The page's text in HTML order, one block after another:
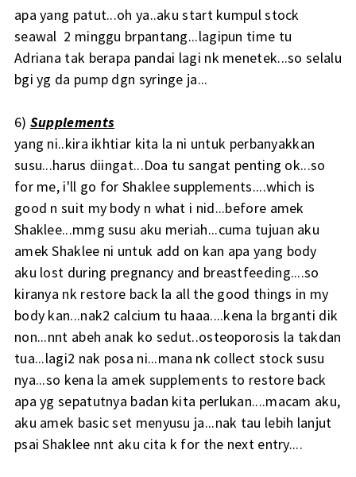
apa yang patut...oh ya..aku start kumpul stock
seawal 2 minggu brpantang...lagipun time tu
Adriana tak berapa pandai lagi nk menetek...so selalu
bgi yg da pump dgn syringe ja...
6) Supplements
yang ni..kira ikhtiar kita la ni untuk perbanyakkan
susu...harus diingat...Doa tu sangat penting ok...so
for me, i'll go for Shaklee supplements....which is
good n suit my body n what i nid...before amek
Shaklee...mmg susu aku meriah...cuma tujuan aku
amek Shaklee ni untuk add on kan apa yang body
aku lost during pregnancy and breastfeeding....so
kiranya nk restore back la all the good things in my
body kan...nak2 calcium tu haaa....kena la brganti dik
non...nnt abeh anak ko sedut..osteoporosis la takdan
tua...lagi2 nak posa ni...mana nk collect stock susu
nya...so kena la amek supplements to restore back
apa yg sepatutnya badan kita perlukan....macam aku,
aku amek basic set menyusu ja...nak tau lebih lanjut
psai Shaklee nnt aku cita k for the next entry....